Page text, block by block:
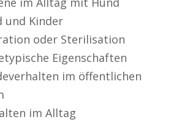
und Kinder
oder Sterilisation
Eigenschaften
im öffentlichen
im Alltag